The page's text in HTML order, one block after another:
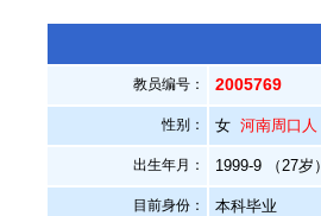
教员编号： 2005769
性别： 女 河南周口人
出生年月： 1999-9 （27岁）
目前身份： 本科毕业